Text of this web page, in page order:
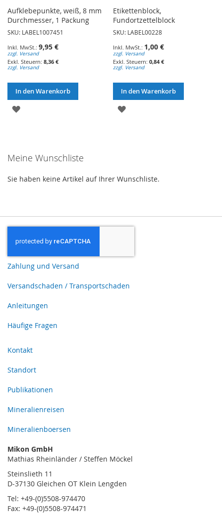
Aufklebepunkte, weiß, 8 mm
Durchmesser, 1 Packung
SKU: LABEL1007451
9,95 €
zzgl. Versand
8,36 €
zzgl. Versand
In den Warenkorb
ZUR
Etikettenblock,
Fundortzettelblock
SKU: LABEL00228
1,00 €
zzgl. Versand
0,84 €
zzgl. Versand
In den Warenkorb
ZUR
Meine Wunschliste
Sie haben keine Artikel auf Ihrer Wunschliste.
Zahlung und Versand
Versandschaden / Transportschaden
Anleitungen
Häufige Fragen
Kontakt
Standort
Publikationen
Mineralienreisen
Mineralienboersen
Mikon GmbH
Mathias Rheinländer / Steffen Möckel
Steinslieth 11
D-37130 Gleichen OT Klein Lengden
Tel: +49-(0)5508-974470
Fax: +49-(0)5508-974471